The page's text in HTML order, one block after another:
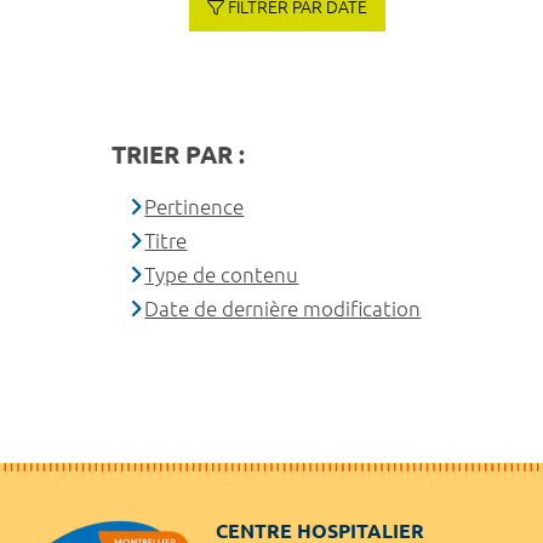
FILTRER PAR DATE
TRIER PAR :
Pertinence
Titre
Type de contenu
Date de dernière modification
CENTRE HOSPITALIER